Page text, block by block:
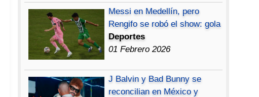
Messi en Medellín, pero
Rengifo se robó el show: gola
Deportes
01 Febrero 2026
J Balvin y Bad Bunny se
reconcilian en México y